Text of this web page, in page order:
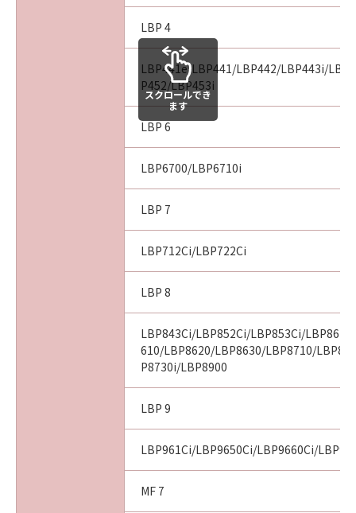
LBP 4
LBP441e/LBP441/LBP442/LBP443i/
P452/LBP453i
LBP 6
LBP6700/LBP6710i
LBP 7
LBP712Ci/LBP722Ci
LBP 8
LBP843Ci/LBP852Ci/LBP853Ci/
610/LBP8620/LBP8630/LBP8710/
P8730i/LBP8900
LBP 9
LBP961Ci/LBP9650Ci/LBP9660Ci/
MF 7
スクロールでき
ます